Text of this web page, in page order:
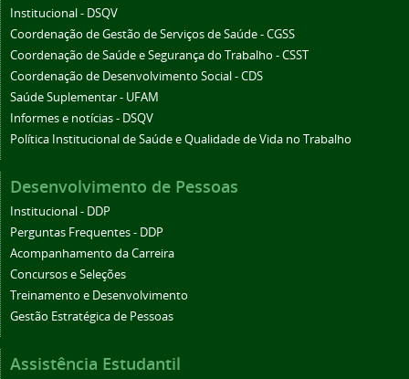
Institucional - DSQV
Coordenação de Gestão de Serviços de Saúde - CGSS
Coordenação de Saúde e Segurança do Trabalho - CSST
Coordenação de Desenvolvimento Social - CDS
Saúde Suplementar - UFAM
Informes e notícias - DSQV
Política Institucional de Saúde e Qualidade de Vida no Trabalho
Desenvolvimento de Pessoas
Institucional - DDP
Perguntas Frequentes - DDP
Acompanhamento da Carreira
Concursos e Seleções
Treinamento e Desenvolvimento
Gestão Estratégica de Pessoas
Assistência Estudantil